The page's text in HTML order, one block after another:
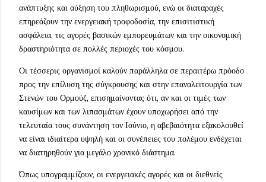
ανάπτυξης και αύξηση του πληθωρισμού, ενώ οι διαταραχές
επηρεάζουν την ενεργειακή τροφοδοσία, την επισιτιστική
ασφάλεια, τις αγορές βασικών εμπορευμάτων και την οικονομική
δραστηριότητα σε πολλές περιοχές του κόσμου.
Οι τέσσερις οργανισμοί καλούν παράλληλα σε περαιτέρω πρόοδο
προς την επίλυση της σύγκρουσης και στην επαναλειτουργία των
Στενών του Ορμούζ, επισημαίνοντας ότι, αν και οι τιμές των
καυσίμων και των λιπασμάτων έχουν υποχωρήσει από την
τελευταία τους συνάντηση τον Ιούνιο, η αβεβαιότητα εξακολουθεί
να είναι ιδιαίτερα υψηλή και οι συνέπειες του πολέμου ενδέχεται
να διατηρηθούν για μεγάλο χρονικό διάστημα.
Όπως υπογραμμίζουν, οι ενεργειακές αγορές και οι διεθνείς